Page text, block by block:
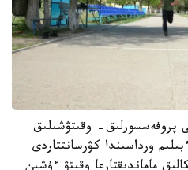
پروفەسسورلىق- وقىتۋشىلىق
ورداسىندا كۋرسانتتاردى